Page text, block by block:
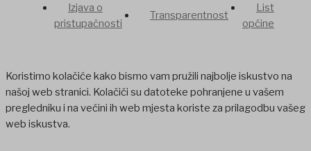
Izjava o
pristupačnosti
Transparentnost
List
općine
Koristimo kolačiće kako bismo vam pružili najbolje iskustvo na
našoj web stranici. Kolačići su datoteke pohranjene u vašem
pregledniku i na većini ih web mjesta koriste za prilagodbu vašeg
web iskustva.